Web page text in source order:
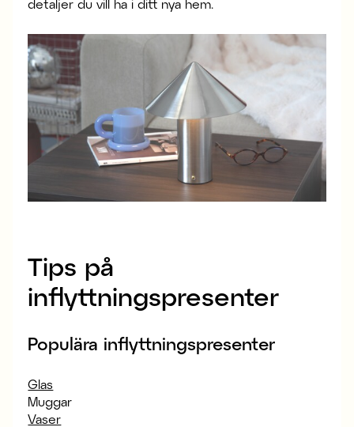
detaljer du vill ha i ditt nya hem.
Tips på
inflyttningspresenter
Populära inflyttningspresenter
Glas
Muggar
Vaser